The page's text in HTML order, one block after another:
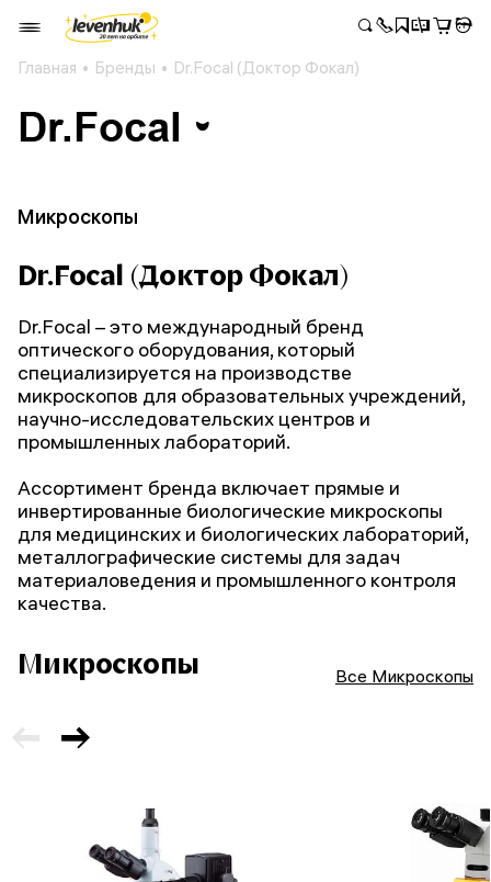
Главная Бренды Dr.Focal (Доктор Фокал)
Микроскопы
Dr.Focal (Доктор Фокал)
Dr.Focal – это международный бренд
оптического оборудования, который
специализируется на производстве
микроскопов для образовательных учреждений,
научно-исследовательских центров и
промышленных лабораторий.
Ассортимент бренда включает прямые и
инвертированные биологические микроскопы
для медицинских и биологических лабораторий,
металлографические системы для задач
материаловедения и промышленного контроля
качества.
Микроскопы Все Микроскопы